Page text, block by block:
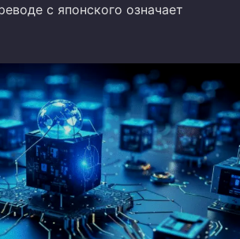
с японского означает